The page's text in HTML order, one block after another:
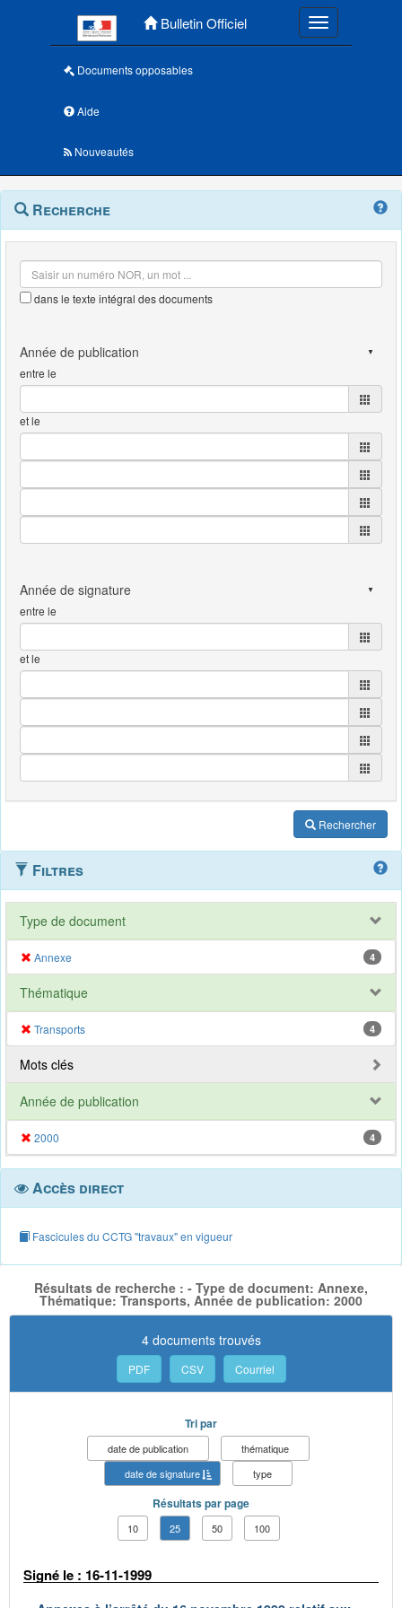
Bulletin Officiel Toggle
Documents opposables
Aide
Nouveautés
Navigation
outils
Menu
contextuel
Recherche
dans le texte intégral des documents
entre le
et le
entre le
et le
Rechercher
Filtres
Type de document
Annexe 4
Thématique
Transports 4
Mots clés
Année de publication
2000 4
Accès direct
Fascicules du CCTG "travaux" en vigueur
Résultats de recherche : - Type de document: Annexe,
Thématique: Transports, Année de publication: 2000
4 documents trouvés
PDF CSV Courriel
Tri par
date de publication
thématique
date de signature
type
Résultats par page
10 25 50 100
Signé le : 16-11-1999